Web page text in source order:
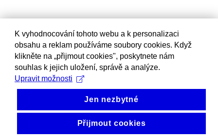
K vyhodnocování tohoto webu a k personalizaci
obsahu a reklam používáme soubory cookies. Když
klikněte na „přijmout cookies", poskytnete nám
souhlas k jejich uložení, správě a analýze.
Upravit možnosti
Jen nezbytné
Přijmout cookies